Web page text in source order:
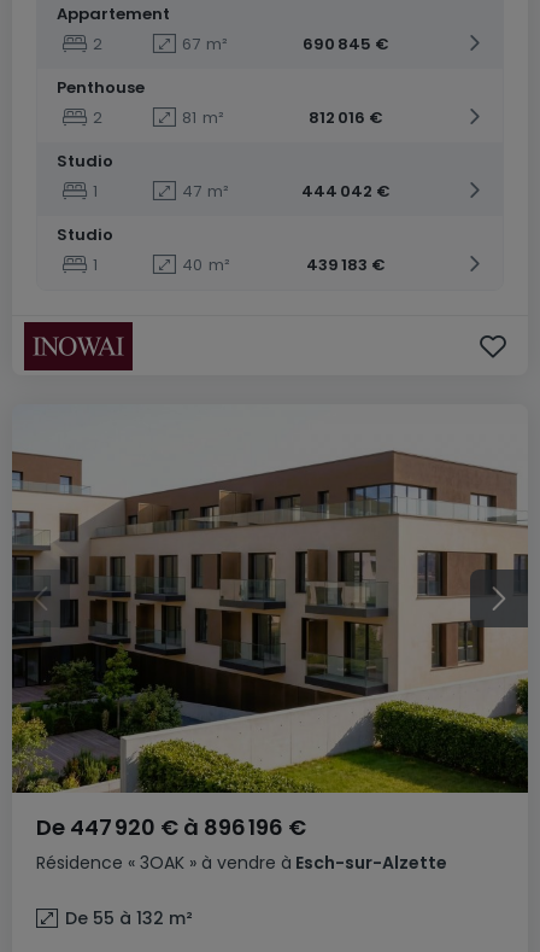
Appartement
2
67 m²
690 845 €
Penthouse
2
81 m²
812 016 €
Studio
1
47 m²
444 042 €
Studio
1
40 m² 439 183 €
Résidence « 3OAK » à vendre à Esch-sur-Alzette
De 447 920 € à 896 196 €
De 55 à 132 m²